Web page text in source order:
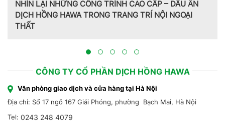
NHÌN LẠI NHỮNG CÔNG TRÌNH CAO CẤP – DẤU ẤN
DỊCH HỒNG HAWA TRONG TRANG TRÍ NỘI NGOẠI
THẤT
CÔNG TY CỔ PHẦN DỊCH HỒNG HAWA
Văn phòng giao dịch và cửa hàng tại Hà Nội
Địa chỉ: Số 17 ngõ 167 Giải Phóng, phường Bạch Mai, Hà Nội
Tel: 0243 248 4079